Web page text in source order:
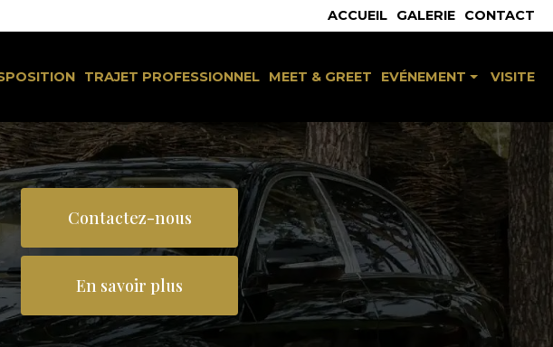
ACCUEIL GALERIE CONTACT
TRAJET PROFESSIONNEL MEET & GREET EVÉNEMENT
Séminaire & congrès
Mariage / baptême
Réception / célébration
VISITE
Contactez-nous
En savoir plus